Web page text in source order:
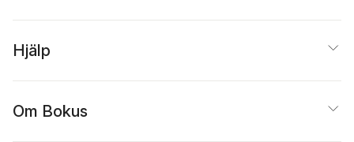
Hjälp
Om Bokus